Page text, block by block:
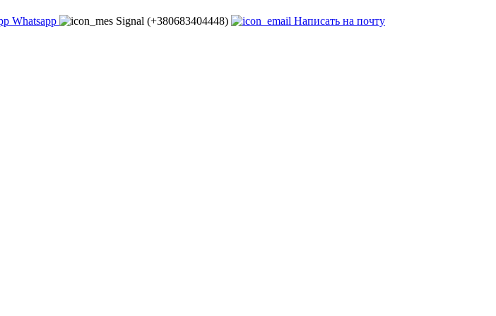
Whatsapp Signal (+380683404448) Написать на почту